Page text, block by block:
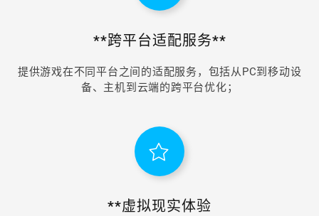
**跨平台适配服务**
提供游戏在不同平台之间的适配服务，包括从PC到移动设
备、主机到云端的跨平台优化；
**虚拟现实体验